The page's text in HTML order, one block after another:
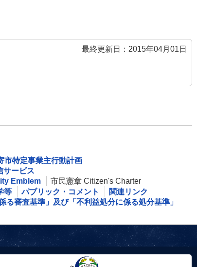
最終更新日：2015年04月01日
市特定事業主行動計画
サービス
Emblem
市民憲章 Citizen's Charter
等 パブリック・コメント
関連リンク
る審査基準」及び「不利益処分に係る処分基準」